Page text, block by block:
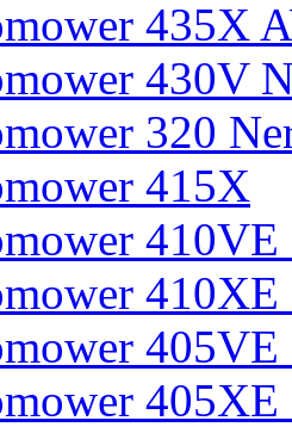
435X
430V
320
415X
410VE
410XE
405VE
405XE